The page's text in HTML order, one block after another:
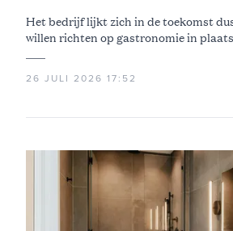
Het bedrijf lijkt zich in de toekomst
willen richten op gastronomie in
26 JULI 2026 17:52